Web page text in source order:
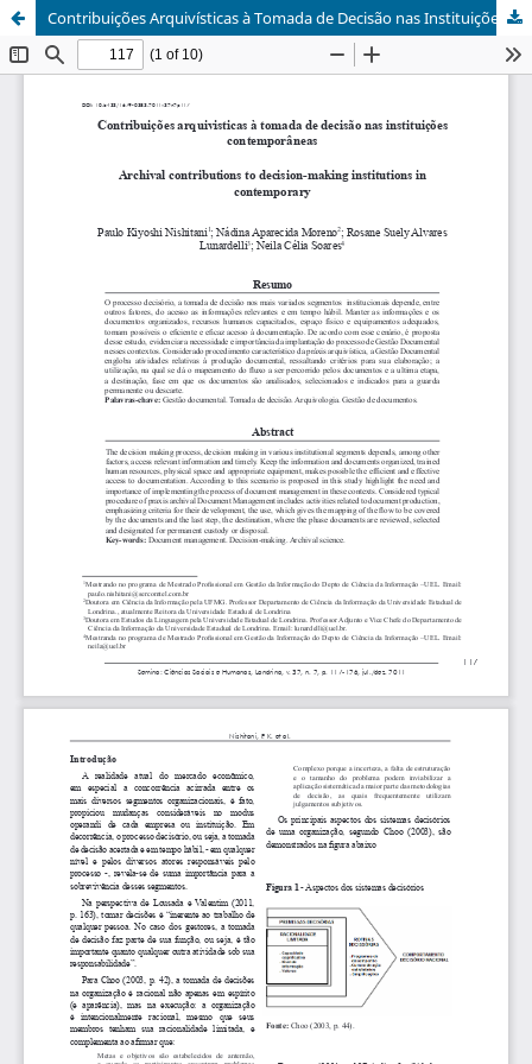
Contribuições Arquivísticas à Tomada de Decisão nas Instituições Contemporâneas